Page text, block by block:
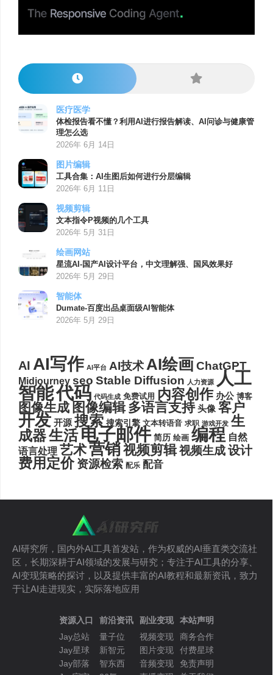
医疗医学
体检报告看不懂？利用AI进行报告解读、AI问诊与健康管
理怎么选
2026年 6月 14日
图片编辑
工具合集：AI生图后如何进行分层编辑
2026年 6月 11日
视频剪辑
文本指令P视频的几个工具
2026年 5月 31日
绘画网站
星流AI-国产AI设计平台，中文理解强、国风效果好
2026年 5月 29日
智能体
Dumate-百度出品桌面级AI智能体
2026年 5月 29日
AI AI写作 AI平台 AI技术AI绘画ChatGPT
Midjourney seo Stable Diffusion 人力资源 人工
智能代码 代码生成 免费试用 内容创作 办公 博客
图像生成 图像编辑 多语言支持 头像 客户
开发 开源 搜索 搜索引擎 文本转语音 求职 游戏开发 生
成器生活电子邮件 简历 绘画 编程 自然
语言处理 艺术营销视频剪辑视频生成设计
费用定价 资源检索 配乐 配音
AI研究所，国内外AI工具首发站，作为权威的AI垂直类交流社
区，长期深耕于AI领域的发展与研究；专注于AI工具的分享、
AI变现策略的探讨，以及提供丰富的AI教程和最新资讯，致力
于让AI走进现实，实际落地应用
资源入口
Jay总站
Jay星球
Jay部落
前沿资讯
量子位
新智元
智东西
副业变现
视频变现
图片变现
音频变现
本站声明
商务合作
付费星球
免责声明